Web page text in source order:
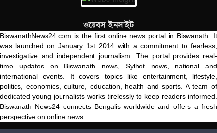
ওয়েবস ইনসাইট
BiswanathNews24.com is the first online news portal in Biswanath. It
was launched on January 1st 2014 with a commitment to fearless,
investigative and independent journalism. The portal provides real-
time updates on Biswanath news, Sylhet news, national and
international events. It covers topics like entertainment, lifestyle,
politics, economics, culture, education, health and sports. A team of
dedicated young journalists works tirelessly to keep readers informed.
Biswanath News24 connects Bengalis worldwide and offers a fresh
perspective on online news.